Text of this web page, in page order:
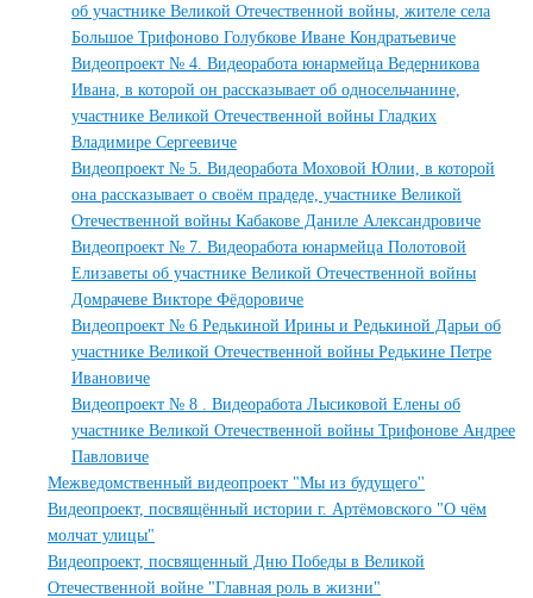
об участнике Великой Отечественной войны, жителе села
Большое Трифоново Голубкове Иване Кондратьевиче
Видеопроект № 4. Видеоработа юнармейца Ведерникова
Ивана, в которой он рассказывает об односельчанине,
участнике Великой Отечественной войны Гладких
Владимире Сергеевиче
Видеопроект № 5. Видеоработа Моховой Юлии, в которой
она рассказывает о своём прадеде, участнике Великой
Отечественной войны Кабакове Даниле Александровиче
Видеопроект № 7. Видеоработа юнармейца Полотовой
Елизаветы об участнике Великой Отечественной войны
Домрачеве Викторе Фёдоровиче
Видеопроект № 6 Редькиной Ирины и Редькиной Дарьи об
участнике Великой Отечественной войны Редькине Петре
Ивановиче
Видеопроект № 8 . Видеоработа Лысиковой Елены об
участнике Великой Отечественной войны Трифонове Андрее
Павловиче
Межведомственный видеопроект "Мы из будущего''
Видеопроект, посвящённый истории г. Артёмовского "О чём
молчат улицы"
Видеопроект, посвященный Дню Победы в Великой
Отечественной войне "Главная роль в жизни"